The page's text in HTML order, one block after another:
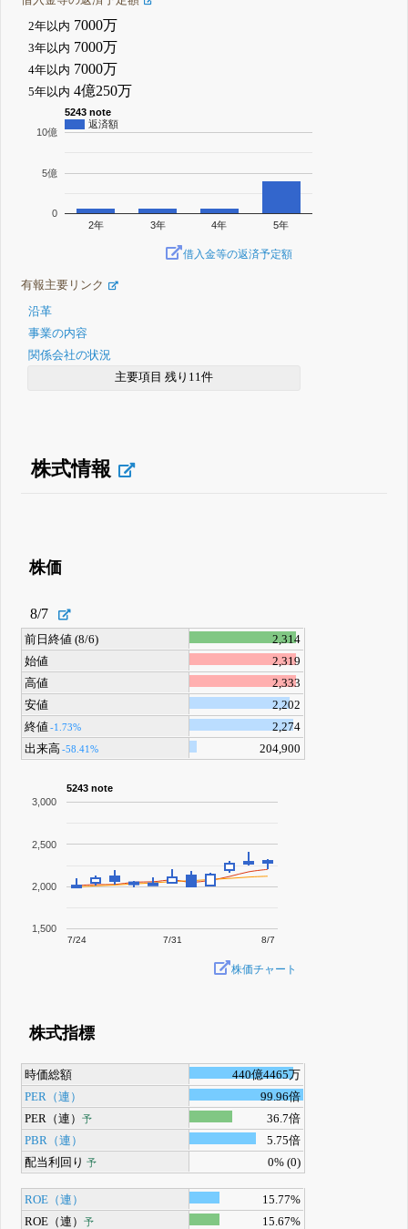
2年以内 7000万
3年以内 7000万
4年以内 7000万
5年以内 4億250万
5243 note
返済額
2年 3年 4年 5年
0
5億
10億
借入金等の返済予定額
有報主要リンク
沿革
事業の内容
関係会社の状況
主要項目 残り11件
株式情報
株価
8/7
前日終値 (8/6)
2,314
始値
2,319
高値
2,333
安値
2,202
終値-1.73%
2,274
出来高 -58.41% 204,900
5243 note
7/24 7/31 8/7
1,500
2,000
2,500
3,000
株価チャート
株式指標
時価総額
440億4465万
PER（連）
99.96倍
PER（連）予
36.7倍
PBR（連）
5.75倍
配当利回り 予 0% (0)
ROE（連）
15.77%
ROE（連）予
15.67%